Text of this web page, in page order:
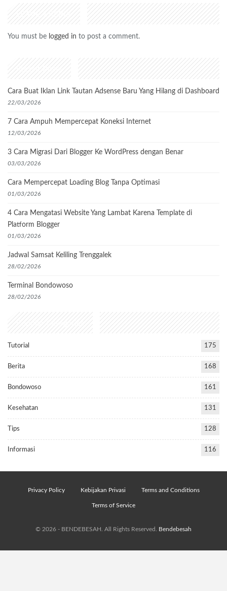
LEAVE A REPLY
You must be logged in to post a comment.
Recent Posts
Cara Buat Iklan Link Tautan Adsense Baru Yang Hilang di Dashboard
22/03/2026
7 Cara Ampuh Mempercepat Koneksi Internet
12/03/2026
3 Cara Migrasi Dari Blogger Ke WordPress dengan Benar
03/03/2026
Cara Mempercepat Loading Blog Tanpa Optimasi
01/03/2026
4 Cara Mengatasi Website Yang Lambat Karena Template di
Platform Blogger
01/03/2026
Jadwal Samsat Keliling Trenggalek
28/02/2026
Terminal Bondowoso
28/02/2026
Popular Categories
Tutorial 175
Berita 168
Bondowoso 161
Kesehatan 131
Tips 128
Informasi 116
Privacy Policy Kebijakan Privasi Terms and Conditions
Terms of Service
© 2026 - BENDEBESAH. All Rights Reserved. Bendebesah